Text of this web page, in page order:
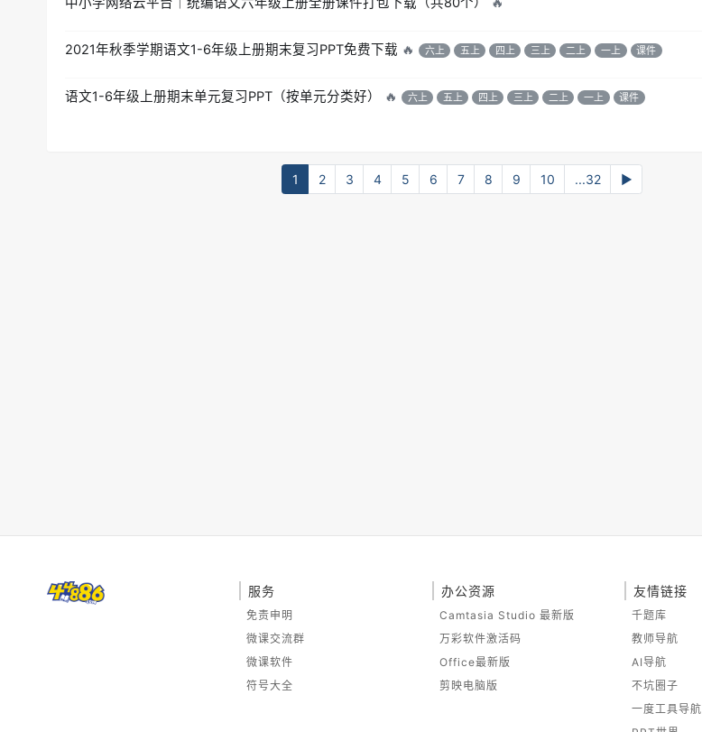
2021年秋季学期语文1-6年级上册期末复习PPT免费下载 🔥 六上 五上 四上 三上 二上 一上 课件
语文1-6年级上册期末单元复习PPT（按单元分类好） 🔥 六上 五上 四上 三上 二上 一上 课件
1 2 3 4 5 6 7 8 9 10 ...32 ▶
服务
免责申明
微课交流群
微课软件
符号大全
办公资源
Camtasia Studio 最新版
万彩软件激活码
Office最新版
剪映电脑版
友情链接
千题库
教师导航
AI导航
不坑圈子
一度工具导航